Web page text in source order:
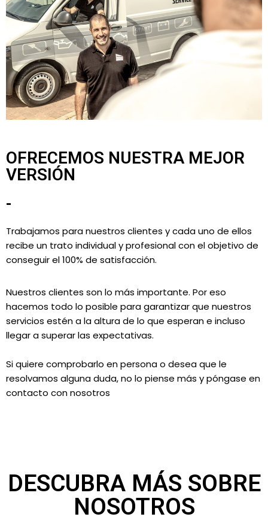
OFRECEMOS NUESTRA MEJOR
VERSIÓN
-
Trabajamos para nuestros clientes y cada uno de ellos
recibe un trato individual y profesional con el objetivo de
conseguir el 100% de satisfacción.
Nuestros clientes son lo más importante. Por eso
hacemos todo lo posible para garantizar que nuestros
servicios estén a la altura de lo que esperan e incluso
llegar a superar las expectativas.
Si quiere comprobarlo en persona o desea que le
resolvamos alguna duda, no lo piense más y póngase en
contacto con nosotros
DESCUBRA MÁS SOBRE
NOSOTROS